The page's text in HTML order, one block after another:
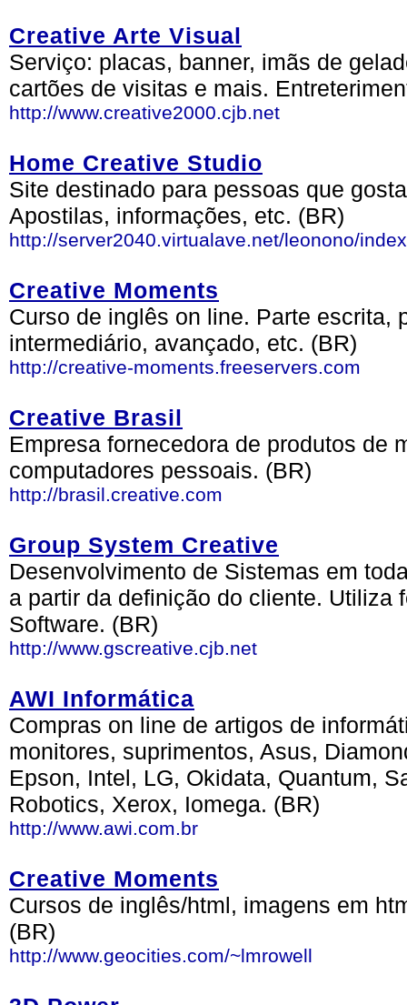
Creative Arte Visual
Serviço: placas, banner, imãs de
cartões de visitas e mais.
http://www.creative2000.cjb.net
Home Creative Studio
Site destinado para pessoas que
Apostilas, informações, etc. (BR)
http://server2040.virtualave.net/leonono/
Creative Moments
Curso de inglês on line. Parte escrita,
intermediário, avançado, etc. (BR)
http://creative-moments.freeservers.com
Creative Brasil
Empresa fornecedora de produtos de
computadores pessoais. (BR)
http://brasil.creative.com
Group System Creative
Desenvolvimento de Sistemas em
a partir da definição do cliente. Utiliza
Software. (BR)
http://www.gscreative.cjb.net
AWI Informática
Compras on line de artigos de
monitores, suprimentos, Asus,
Epson, Intel, LG, Okidata, Quantum,
Robotics, Xerox, Iomega. (BR)
http://www.awi.com.br
Creative Moments
Cursos de inglês/html, imagens em
(BR)
http://www.geocities.com/~lmrowell